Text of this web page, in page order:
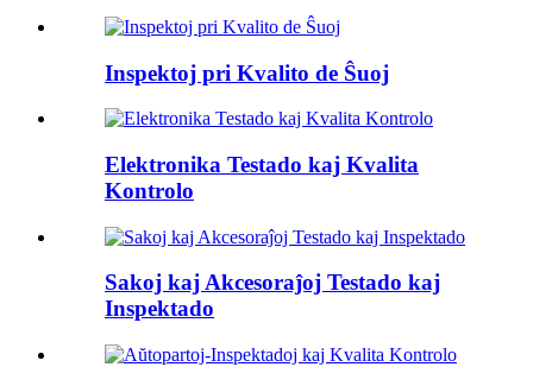
Inspektoj pri Kvalito de Ŝuoj
Elektronika Testado kaj Kvalita
Kontrolo
Sakoj kaj Akcesoraĵoj Testado kaj
Inspektado